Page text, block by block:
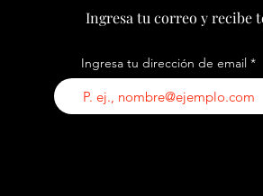
Ingresa tu correo y recibe
Ingresa tu dirección de email